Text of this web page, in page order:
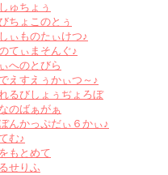
ゅちょぅ
ょこのとぅ
ものたぃけつ♪
ぃまそんぐ♪
へのとびら
すえぅかぃつ～♪
びしょぅぢょろぼ
のばぁがぁ
かっぷだぃ６かぃ♪
む♪
もとめて
せりふ